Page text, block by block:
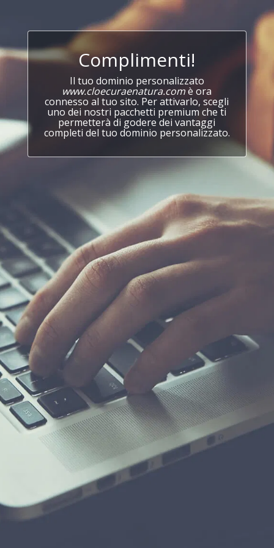
Complimenti!
Il tuo dominio personalizzato
www.cloecuraenatura.comè ora
connesso al tuo sito. Per attivarlo, scegli
uno dei nostri pacchetti premium che ti
permetterà di godere dei vantaggi
completi del tuo dominio personalizzato.